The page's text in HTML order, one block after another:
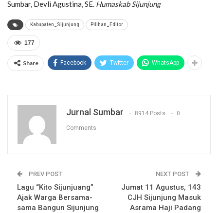
Sumbar, Devli Agustina, SE. Humaskab Sijunjung
Kabupaten_Sijunjung Pilihan_Editor
177
Share Facebook Twitter WhatsApp
Jurnal Sumbar 8914 Posts 0
Comments
PREV POST
Lagu “Kito Sijunjuang”
Ajak Warga Bersama-
sama Bangun Sijunjung
NEXT POST
Jumat 11 Agustus, 143
CJH Sijunjung Masuk
Asrama Haji Padang